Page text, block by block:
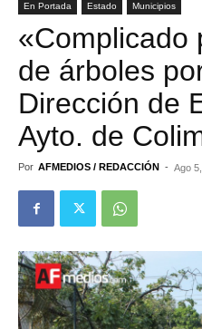
En Portada Estado Municipios
«Complicado
de árboles
Dirección de
Ayto. de
Por AFMEDIOS / REDACCIÓN - Ago